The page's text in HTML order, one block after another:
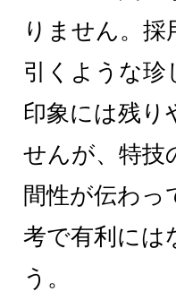
りません。採
引くような珍
印象には残り
せんが、特技
間性が伝わっ
考で有利には
う。